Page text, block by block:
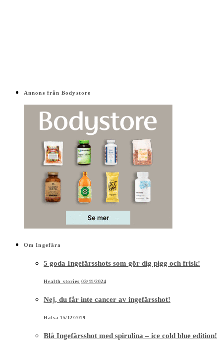
Annons från Bodystore
Om Ingefära
5 goda Ingefärsshots som gör dig pigg och frisk!
Health stories 03/11/2024
Nej, du får inte cancer av ingefärsshot!
Hälsa 15/12/2019
Blå Ingefärsshot med spirulina – ice cold blue edition!